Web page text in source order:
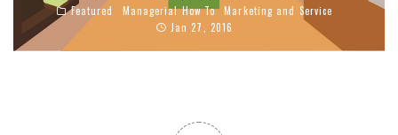
Featured
Managerial How To
Marketing and Service
Jan 27, 2016